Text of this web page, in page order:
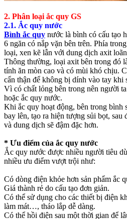
2. Phân loại ắc quy GS
2.1. Ắc quy nước
Bình ắc quy nước là bình có cấu tạo
6 ngăn có nắp vặn bên trên. Phía
loại, xen kẽ lẫn với dung dịch axit
Thông thường, loại axit bên trong đó
tính ăn mòn cao và có mùi khó chịu.
cẩn thận để không bị dính vào tay khi
Vì có chất lỏng bên trong nên người
hoặc ắc quy nước.
Khi ắc quy hoạt động, bên trong bình
bay lên, tạo ra hiện tượng sủi bọt, sau
và dung dịch sẽ đậm đặc hơn.
* Ưu điểm của ắc quy nước
Ắc quy nước được nhiều người tiêu
nhiều ưu điểm vượt trội như:
Có dòng điện khỏe hơn sản phẩm ắc
Giá thành rẻ do cấu tạo đơn giản.
Có thể sử dụng cho các thiết bị điện
làm mát…, tháo lắp dễ dàng.
Có thể hồi điện sau một thời gian để